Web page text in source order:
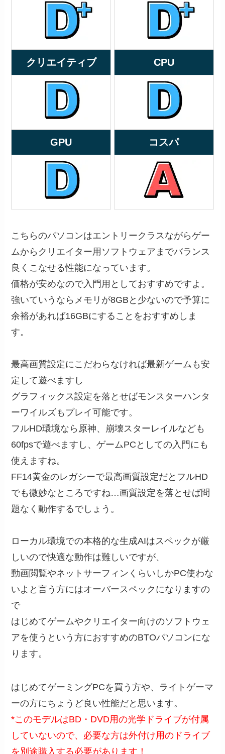
クリエイティブ CPU
GPU コスパ
こちらのパソコンはエントリークラスながらゲー
ムからクリエイター用ソフトウェアまでバランス
良くこなせる性能になっています。
価格が安めなので入門用としておすすめですよ。
強いていうならメモリが8GBと少ないので予算に
余裕があれば16GBにすることをおすすめしま
す。
最高画質設定にこだわらなければ最新ゲームも安
定して遊べますし
グラフィックス設定を落とせばモンスターハンタ
ーワイルズもプレイ可能です。
フルHD環境なら原神、崩壊スターレイルなども
60fpsで遊べますし、ゲームPCとしての入門にも
使えますね。
FF14黄金のレガシーで最高画質設定だとフルHD
でも微妙なところですね…画質設定を落とせば問
題なく動作するでしょう。
ローカル環境での本格的な生成AIはスペックが厳
しいので快適な動作は難しいですが、
動画閲覧やネットサーフィンくらいしかPC使わな
いよと言う方にはオーバースペックになりますの
で
はじめてゲームやクリエイター向けのソフトウェ
アを使うという方におすすめのBTOパソコンにな
ります。
はじめてゲーミングPCを買う方や、ライトゲーマ
ーの方にちょうど良い性能だと思います。
*このモデルはBD・DVD用の光学ドライブが付属
していないので、必要な方は外付け用のドライブ
を別途購入する必要があります！